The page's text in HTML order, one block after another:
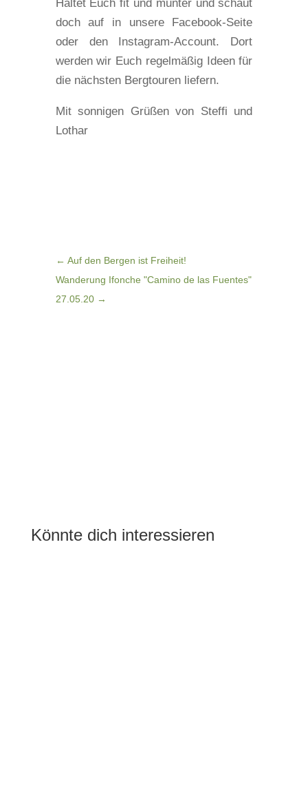
Haltet Euch fit und munter und schaut
doch auf in unsere Facebook-Seite
oder den Instagram-Account. Dort
werden wir Euch regelmäßig Ideen für
die nächsten Bergtouren liefern.
Mit sonnigen Grüßen von Steffi und
Lothar
← Auf den Bergen ist Freiheit!
Wanderung Ifonche "Camino de las Fuentes"
27.05.20→
Könnte dich interessieren